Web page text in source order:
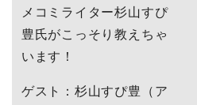
メコミライター杉山すぴ
豊氏がこっそり教えちゃ
います！
ゲスト：杉山すぴ豊（ア